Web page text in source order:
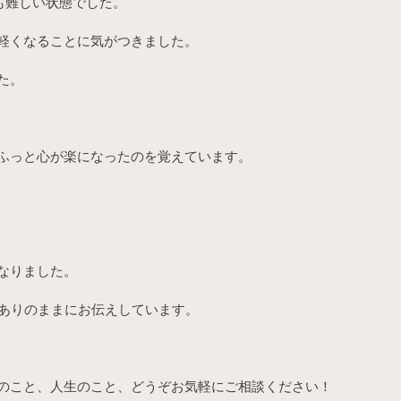
なることに気がつきました。
。
と心が楽になったのを覚えています。
ました。
のままにお伝えしています。
と、人生のこと、どうぞお気軽にご相談ください！